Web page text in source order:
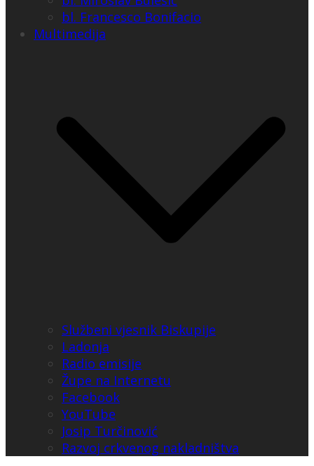
bl. Francesco Bonifacio
Multimedija
Službeni vjesnik Biskupije
Ladonja
Radio emisije
Župe na Internetu
Facebook
YouTube
Josip Turčinović
Razvoj crkvenog nakladništva